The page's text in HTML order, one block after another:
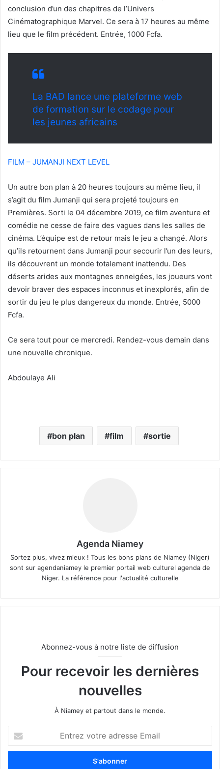
conclusion d’un des chapitres de l’Univers
Cinématographique Marvel. Ce sera à 17 heures au même
lieu que le film précédent. Entrée, 1000 Fcfa.
La BAD lance une plateforme web
de formation sur le codage pour
les jeunes africains
FILM – JUMANJI NEXT LEVEL
Un autre bon plan à 20 heures toujours au même lieu, il
s’agit du film Jumanji qui sera projeté toujours en
Premières. Sorti le 04 décembre 2019, ce film aventure et
comédie ne cesse de faire des vagues dans les salles de
cinéma. L’équipe est de retour mais le jeu a changé. Alors
qu’ils retournent dans Jumanji pour secourir l’un des leurs,
ils découvrent un monde totalement inattendu. Des
déserts arides aux montagnes enneigées, les joueurs vont
devoir braver des espaces inconnus et inexplorés, afin de
sortir du jeu le plus dangereux du monde. Entrée, 5000
Fcfa.
Ce sera tout pour ce mercredi. Rendez-vous demain dans
une nouvelle chronique.
Abdoulaye Ali
bon plan film sortie
Agenda Niamey
Sortez plus, vivez mieux ! Tous les bons plans de Niamey (Niger)
sont sur agendaniamey le premier portail web culturel agenda de
Niger. La référence pour l'actualité culturelle
Abonnez-vous à notre liste de diffusion
Pour recevoir les dernières
nouvelles
À Niamey et partout dans le monde.
t